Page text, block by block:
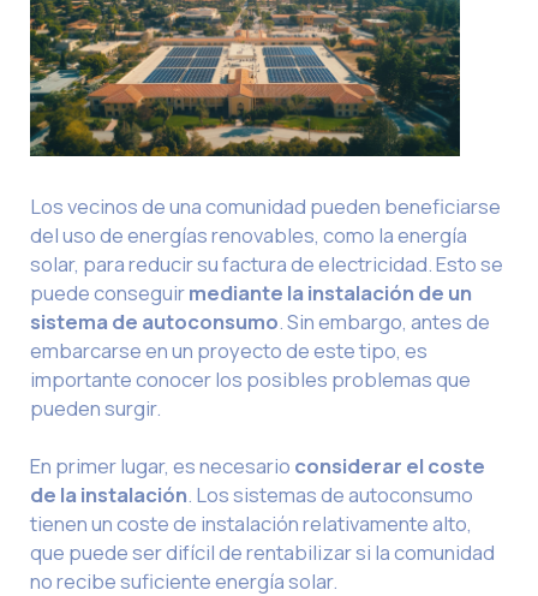
Los vecinos de una comunidad pueden beneficiarse
del uso de energías renovables, como la energía
solar, para reducir su factura de electricidad. Esto se
puede conseguirmediante la instalación de un
sistema de autoconsumo. Sin embargo, antes de
embarcarse en un proyecto de este tipo, es
importante conocer los posibles problemas que
pueden surgir.
En primer lugar, es necesario considerar el coste
de la instalación. Los sistemas de autoconsumo
tienen un coste de instalación relativamente alto,
que puede ser difícil de rentabilizar si la comunidad
no recibe suficiente energía solar.